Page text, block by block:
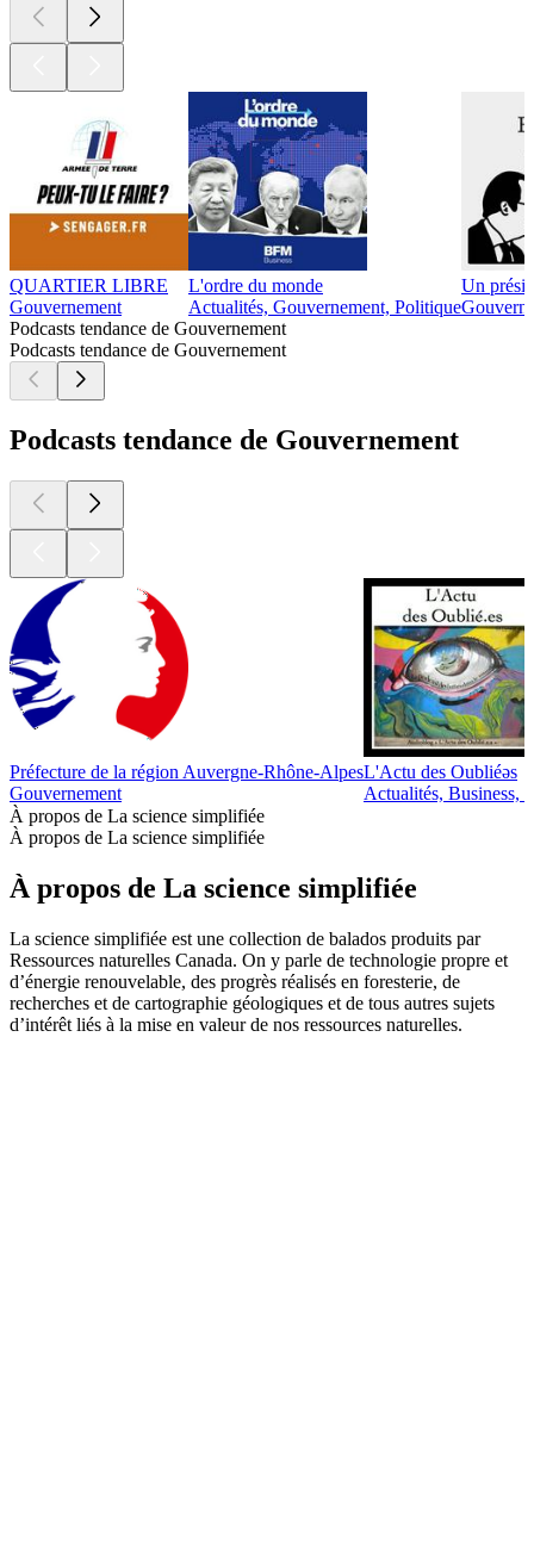
QUARTIER LIBRE
Gouvernement
L'ordre du monde
Actualités, Gouvernement, Politique
Un
Podcasts tendance de Gouvernement
Podcasts tendance de Gouvernement
Podcasts tendance de Gouvernement
Préfecture de la région Auvergne-Rhône-Alpes
Gouvernement
L'Actu des Oubliéǝs
Actualités, Business,
À propos de La science simplifiée
À propos de La science simplifiée
À propos de La science simplifiée
La science simplifiée est une collection de balados produits par
Ressources naturelles Canada. On y parle de technologie propre et
d’énergie renouvelable, des progrès réalisés en foresterie, de
recherches et de cartographie géologiques et de tous autres sujets
d’intérêt liés à la mise en valeur de nos ressources naturelles.